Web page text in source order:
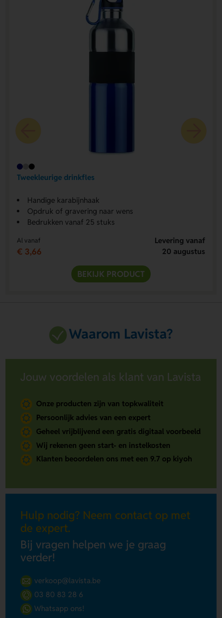
Tweekleurige drinkfles
Handige karabijnhaak
Opdruk of gravering naar wens
Bedrukken vanaf 25 stuks
Al vanaf
€ 3,66
Levering vanaf
20 augustus
BEKIJK PRODUCT
Waarom Lavista?
Jouw voordelen als klant van Lavista
Onze producten zijn van topkwaliteit
Persoonlijk advies van een expert
Geheel vrijblijvend een gratis digitaal voorbeeld
Wij rekenen geen start- en instelkosten
Klanten beoordelen ons met een 9.7 op kiyoh
Hulp nodig? Neem contact op met
de expert.
Bij vragen helpen we je graag
verder!
verkoop@lavista.be
03 80 83 28 6
Whatsapp ons!